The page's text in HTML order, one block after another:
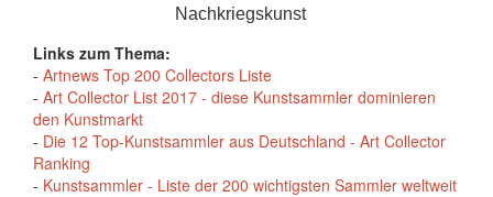
Nachkriegskunst
Links zum Thema:
- Artnews Top 200 Collectors Liste
- Art Collector List 2017 - diese Kunstsammler dominieren
den Kunstmarkt
- Die 12 Top-Kunstsammler aus Deutschland - Art Collector
Ranking
- Kunstsammler - Liste der 200 wichtigsten Sammler weltweit